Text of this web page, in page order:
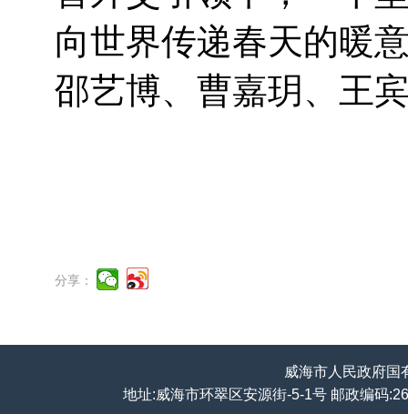
向世界传递春天的暖
邵艺博、曹嘉玥、王
分享：
威海市人民政府国
地址:威海市环翠区安源街-5-1号 邮政编码